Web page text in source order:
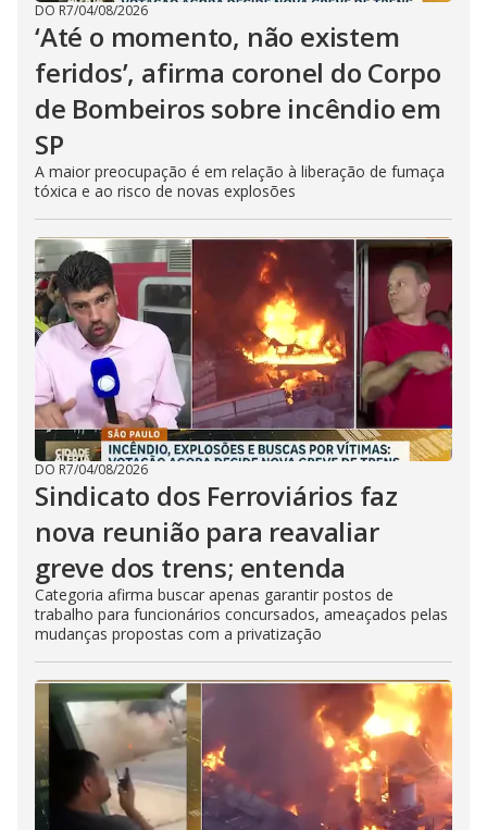
DO R7/04/08/2026
‘Até o momento, não existem
feridos’, afirma coronel do Corpo
de Bombeiros sobre incêndio em
SP
A maior preocupação é em relação à liberação de fumaça
tóxica e ao risco de novas explosões
DO R7/04/08/2026
Sindicato dos Ferroviários faz
nova reunião para reavaliar
greve dos trens; entenda
Categoria afirma buscar apenas garantir postos de
trabalho para funcionários concursados, ameaçados pelas
mudanças propostas com a privatização